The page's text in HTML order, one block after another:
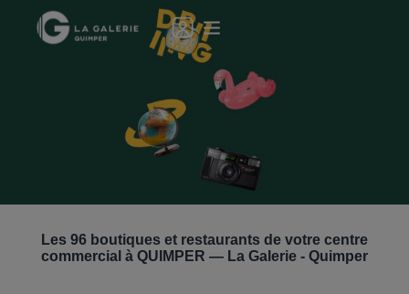
Boutique 100% gratuit !
Les 96 boutiques et restaurants de votre centre
commercial à QUIMPER — La Galerie - Quimper